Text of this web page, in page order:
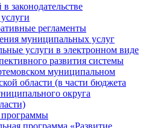
законодательстве
регламенты
муниципальных услуг
услуги в электронном виде
развития системы
муниципальном
области (в части бюджета
округа